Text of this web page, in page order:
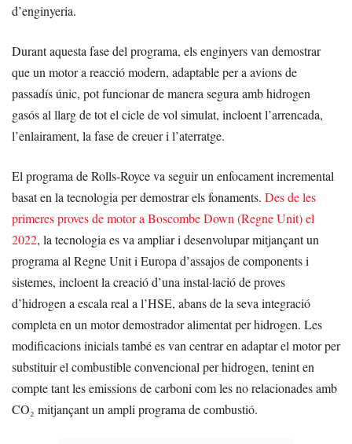
d’enginyeria.
Durant aquesta fase del programa, els enginyers van demostrar
que un motor a reacció modern, adaptable per a avions de
passadís únic, pot funcionar de manera segura amb hidrogen
gasós al llarg de tot el cicle de vol simulat, incloent l’arrencada,
l’enlairament, la fase de creuer i l’aterratge.
El programa de Rolls-Royce va seguir un enfocament incremental
basat en la tecnologia per demostrar els fonaments. Des de les
primeres proves de motor a Boscombe Down (Regne Unit) el
2022, la tecnologia es va ampliar i desenvolupar mitjançant un
programa al Regne Unit i Europa d’assajos de components i
sistemes, incloent la creació d’una instal·lació de proves
d’hidrogen a escala real a l’HSE, abans de la seva integració
completa en un motor demostrador alimentat per hidrogen. Les
modificacions inicials també es van centrar en adaptar el motor per
substituir el combustible convencional per hidrogen, tenint en
compte tant les emissions de carboni com les no relacionades amb
CO₂ mitjançant un ampli programa de combustió.